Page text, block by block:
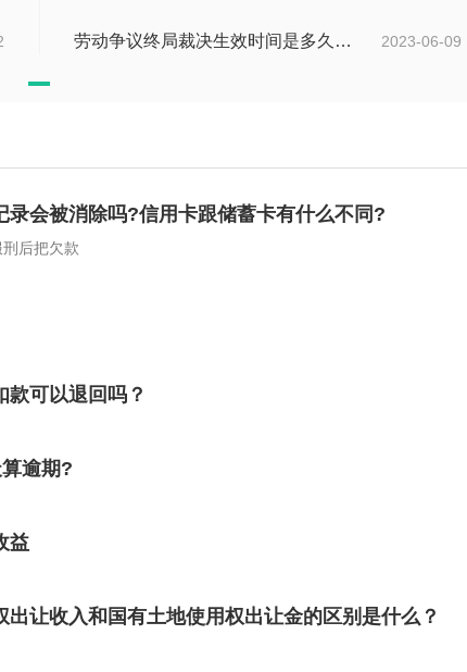
2023-06-09
劳动争议终局裁决生效时间是多久？劳动争议终局裁决可以起诉吗？
会被消除吗?信用卡跟储蓄卡有什么不同?
后把欠款
可以退回吗？
逾期?
益
让收入和国有土地使用权出让金的区别是什么？